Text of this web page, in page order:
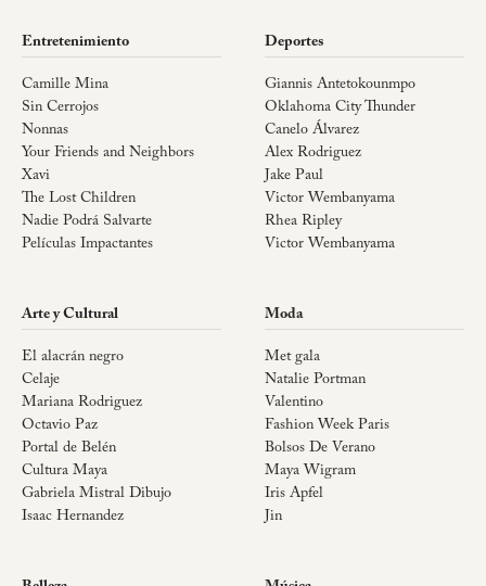
Entretenimiento
Camille Mina
Sin Cerrojos
Nonnas
Your Friends and Neighbors
Xavi
The Lost Children
Nadie Podrá Salvarte
Películas Impactantes
Deportes
Giannis Antetokounmpo
Oklahoma City Thunder
Canelo Álvarez
Alex Rodriguez
Jake Paul
Victor Wembanyama
Rhea Ripley
Victor Wembanyama
Arte y Cultural
El alacrán negro
Celaje
Mariana Rodriguez
Octavio Paz
Portal de Belén
Cultura Maya
Gabriela Mistral Dibujo
Isaac Hernandez
Moda
Met gala
Natalie Portman
Valentino
Fashion Week Paris
Bolsos De Verano
Maya Wigram
Iris Apfel
Jin